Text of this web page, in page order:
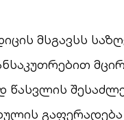
მსგავსს
წასვლის